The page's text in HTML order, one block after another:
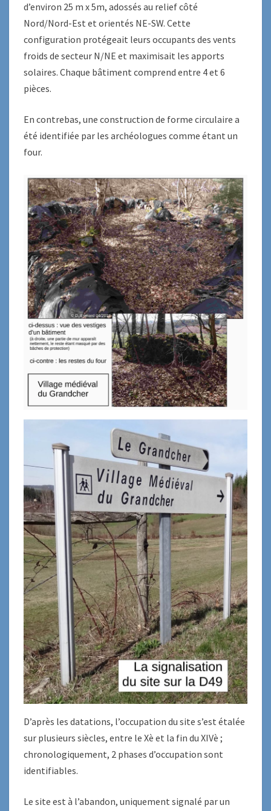
d’environ 25 m x 5m, adossés au relief côté
Nord/Nord-Est et orientés NE-SW. Cette
configuration protégeait leurs occupants des vents
froids de secteur N/NE et maximisait les apports
solaires. Chaque bâtiment comprend entre 4 et 6
pièces.
En contrebas, une construction de forme circulaire a
été identifiée par les archéologues comme étant un
four.
D’après les datations, l’occupation du site s’est étalée
sur plusieurs siècles, entre le Xè et la fin du XIVè ;
chronologiquement, 2 phases d’occupation sont
identifiables.
Le site est à l’abandon, uniquement signalé par un